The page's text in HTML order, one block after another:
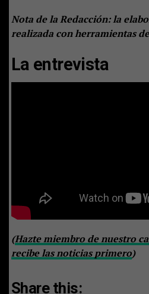
Nota de la Redacción: la
realizada con herramientas
La entrevista
(Hazte miembro de nuestro
recibe las noticias primero)
Share this: